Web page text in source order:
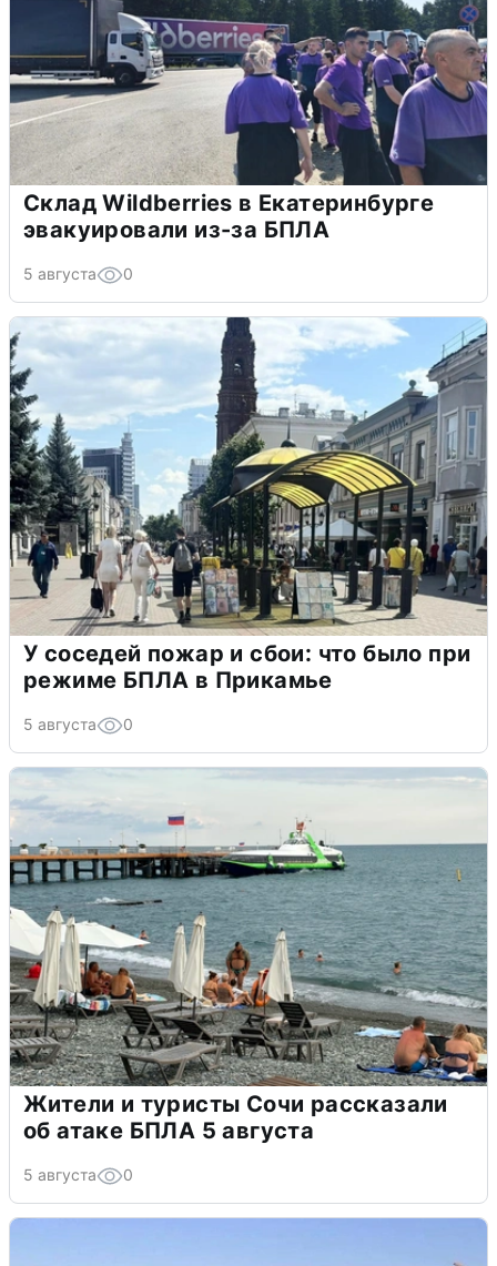
Склад Wildberries в Екатеринбурге
эвакуировали из-за БПЛА
5 августа 0
У соседей пожар и сбои: что было при
режиме БПЛА в Прикамье
5 августа 0
Жители и туристы Сочи рассказали
об атаке БПЛА 5 августа
5 августа 0